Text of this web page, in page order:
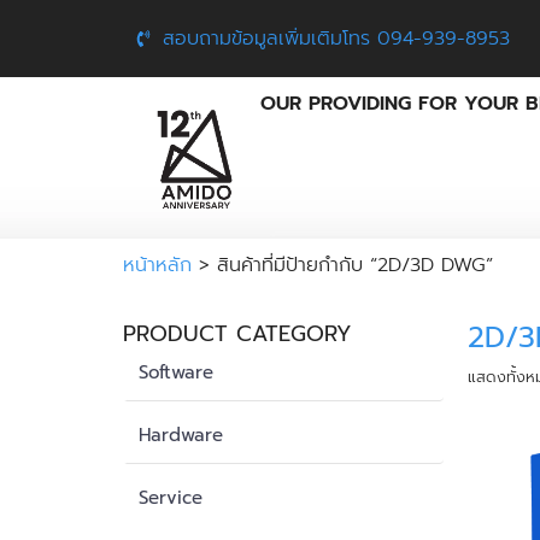
สอบถามข้อมูลเพิ่มเติมโทร 094-939-8953
OUR PROVIDING FOR YOUR
หน้าหลัก > สินค้าที่มีป้ายกำกับ “2D/3D DWG”
PRODUCT CATEGORY
Software
Hardware
Service
2D/
แสดงทั้งห